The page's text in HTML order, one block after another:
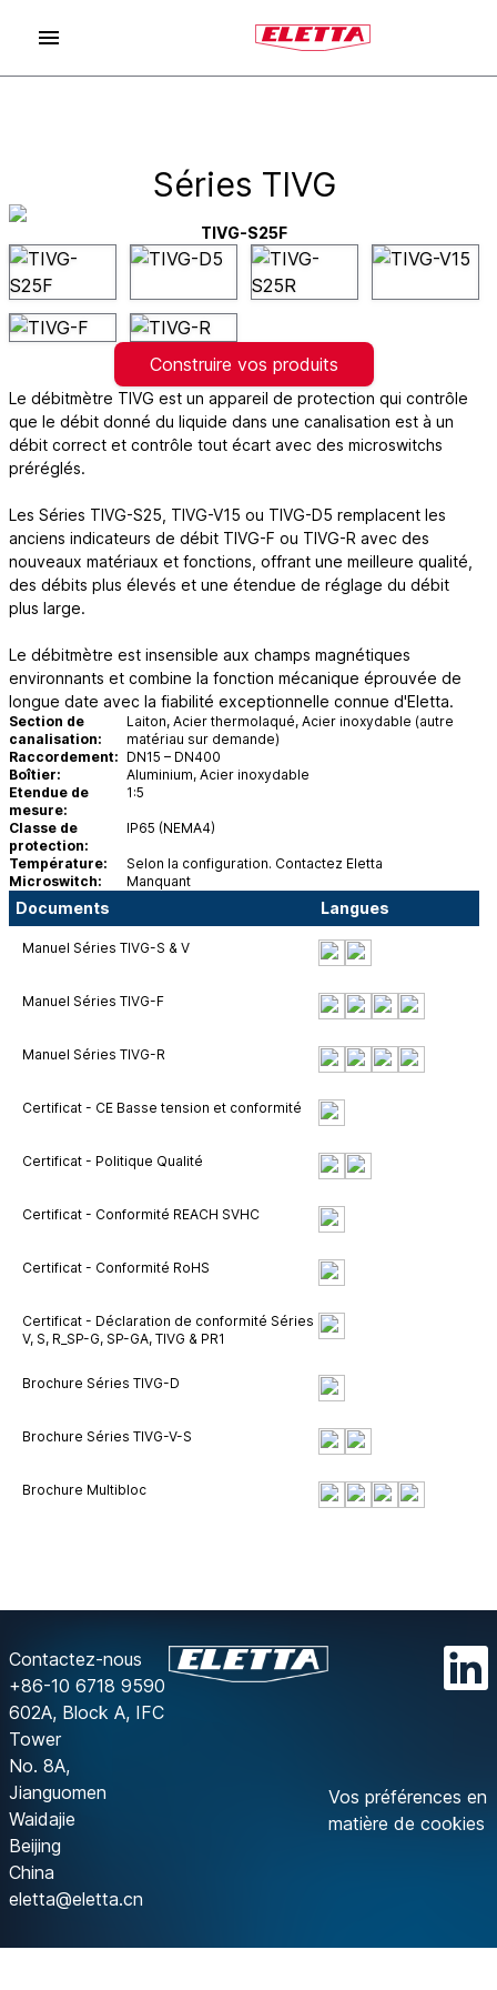
Séries TIVG
TIVG-S25F
Construire vos produits
Le débitmètre TIVG est un appareil de protection qui contrôle
que le débit donné du liquide dans une canalisation est à un
débit correct et contrôle tout écart avec des microswitchs
préréglés.
Les Séries TIVG-S25, TIVG-V15 ou TIVG-D5 remplacent les
anciens indicateurs de débit TIVG-F ou TIVG-R avec des
nouveaux matériaux et fonctions, offrant une meilleure qualité,
des débits plus élevés et une étendue de réglage du débit
plus large.
Le débitmètre est insensible aux champs magnétiques
environnants et combine la fonction mécanique éprouvée de
longue date avec la fiabilité exceptionnelle connue d'Eletta.
Section de
canalisation:
Laiton, Acier thermolaqué, Acier inoxydable (autre
matériau sur demande)
Raccordement: DN15 – DN400
Boîtier:
Aluminium, Acier inoxydable
Etendue de
mesure:
1:5
Classe de
protection:
IP65 (NEMA4)
Température:
Selon la configuration. Contactez Eletta
Microswitch:
Manquant
Documents Langues
Manuel Séries TIVG-S & V
Manuel Séries TIVG-F
Manuel Séries TIVG-R
Certificat - CE Basse tension et conformité
Certificat - Politique Qualité
Certificat - Conformité REACH SVHC
Certificat - Conformité RoHS
Certificat - Déclaration de conformité Séries
V, S, R_SP-G, SP-GA, TIVG & PR1
Brochure Séries TIVG-D
Brochure Séries TIVG-V-S
Brochure Multibloc
Contactez-nous
+86-10 6718 9590
602A, Block A, IFC
Tower
No. 8A,
Jianguomen
Waidajie
Beijing
China
eletta@eletta.cn
Vos préférences en
matière de cookies